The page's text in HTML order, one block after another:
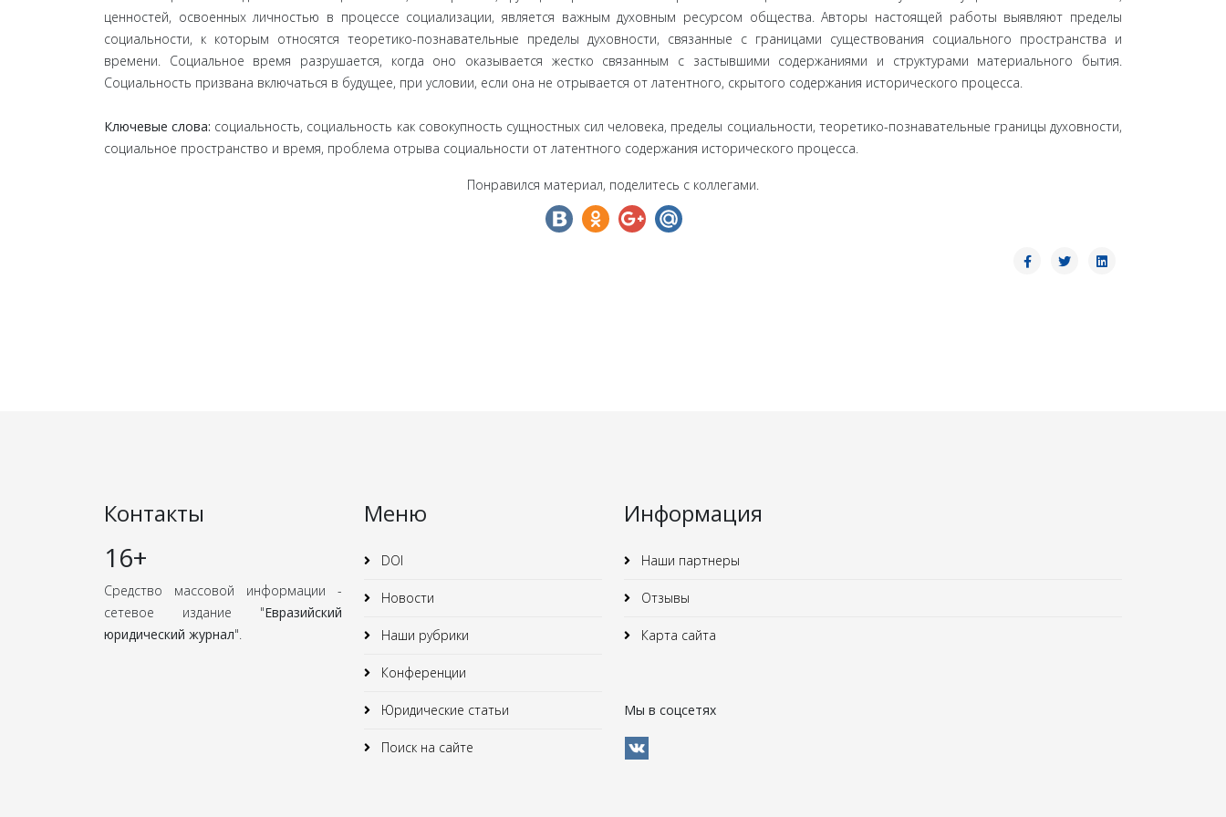
ценностей, освоенных личностью в процессе социализации, является важным духовным ресурсом общества. Авторы настоящей работы выявляют пределы
социальности, к которым относятся теоретико-познавательные пределы духовности, связанные с границами существования социального пространства и
времени. Социальное время разрушается, когда оно оказывается жестко связанным с застывшими содержаниями и структурами материального бытия.
Социальность призвана включаться в будущее, при условии, если она не отрывается от латентного, скрытого содержания исторического процесса.
Ключевые слова: социальность, социальность как совокупность сущностных сил человека, пределы социальности, теоретико-познавательные границы духовности,
социальное пространство и время, проблема отрыва социальности от латентного содержания исторического процесса.
Понравился материал, поделитесь с коллегами.
Контакты
16+
Средство массовой информации -
сетевое издание "Евразийский
юридический журнал".
Меню
DOI
Новости
Наши рубрики
Конференции
Юридические статьи
Поиск на сайте
Информация
Наши партнеры
Отзывы
Карта сайта
Мы в соцсетях